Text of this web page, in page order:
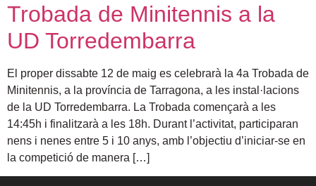
Trobada de Minitennis a la
UD Torredembarra
El proper dissabte 12 de maig es celebrarà la 4a Trobada de
Minitennis, a la província de Tarragona, a les instal·lacions
de la UD Torredembarra. La Trobada començarà a les
14:45h i finalitzarà a les 18h. Durant l’activitat, participaran
nens i nenes entre 5 i 10 anys, amb l’objectiu d’iniciar-se en
la competició de manera […]